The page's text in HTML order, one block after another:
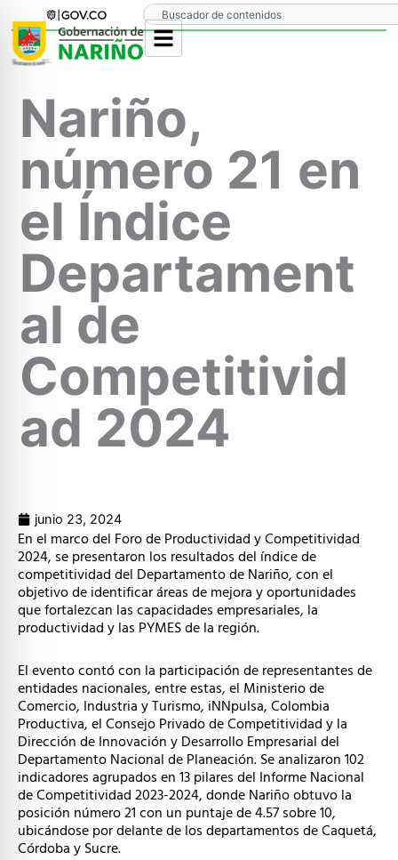
contenido
Search
Nariño,
número 21 en
el Índice
Departament
al de
Competitivid
ad 2024
junio 23, 2024
En el marco del Foro de Productividad y Competitividad
2024, se presentaron los resultados del índice de
competitividad del Departamento de Nariño, con el
objetivo de identificar áreas de mejora y oportunidades
que fortalezcan las capacidades empresariales, la
productividad y las PYMES de la región.
El evento contó con la participación de representantes de
entidades nacionales, entre estas, el Ministerio de
Comercio, Industria y Turismo, iNNpulsa, Colombia
Productiva, el Consejo Privado de Competitividad y la
Dirección de Innovación y Desarrollo Empresarial del
Departamento Nacional de Planeación. Se analizaron 102
indicadores agrupados en 13 pilares del Informe Nacional
de Competitividad 2023-2024, donde Nariño obtuvo la
posición número 21 con un puntaje de 4.57 sobre 10,
ubicándose por delante de los departamentos de Caquetá,
Córdoba y Sucre.